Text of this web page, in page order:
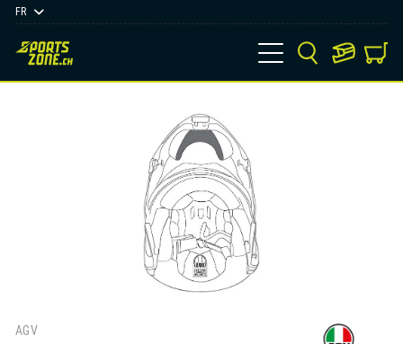
FR
AGV